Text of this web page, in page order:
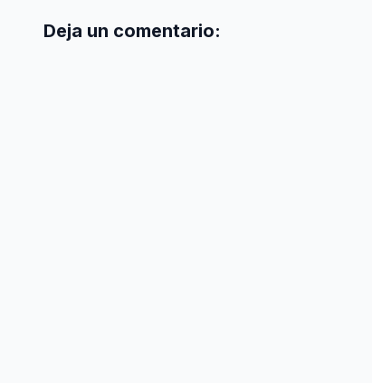
Deja un comentario: